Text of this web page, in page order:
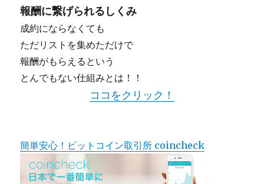
報酬に繋げられるしくみ
成約にならなくても
ただリストを集めただけで
報酬がもらえるという
とんでもない仕組みとは！！
ココをクリック！
簡単安心！ビットコイン取引所 coincheck